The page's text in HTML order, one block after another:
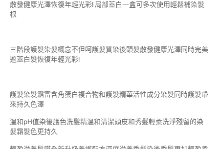
散發健康光澤恢復年輕光彩! 局部蓋白一盒可多次使用輕鬆補染髮
根
三階段護髮染髮概念不但呵護髮質染後頭髮散發健康光澤同時完美
遮蓋白髮恢復年輕光彩!
護髮染髮霜富含角蛋白複合物和護髮精華活性成分染髮同時護髮帶
來持久色澤
溫和pH值染後護色洗髮精溫和清潔頭皮和秀髮輕柔洗淨殘留的染
髮霜髮色更持久